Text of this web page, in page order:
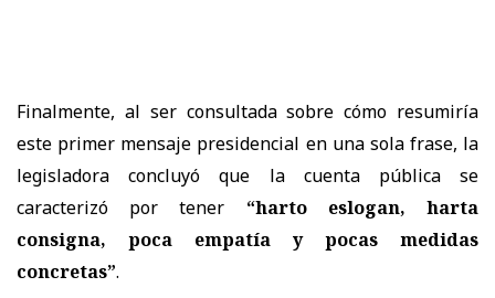
Finalmente, al ser consultada sobre cómo resumiría
este primer mensaje presidencial en una sola frase, la
legisladora concluyó que la cuenta pública se
caracterizó por tener “harto eslogan, harta
consigna, poca empatía y pocas medidas
concretas”.